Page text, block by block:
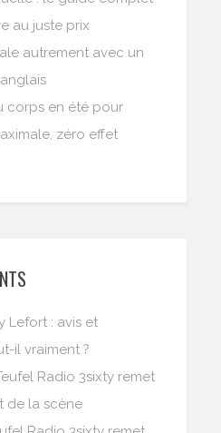
au juste prix
autrement avec un
corps en été pour
zéro effet
Lefort : avis et
il vraiment ?
Radio 3sixty remet
de la scène